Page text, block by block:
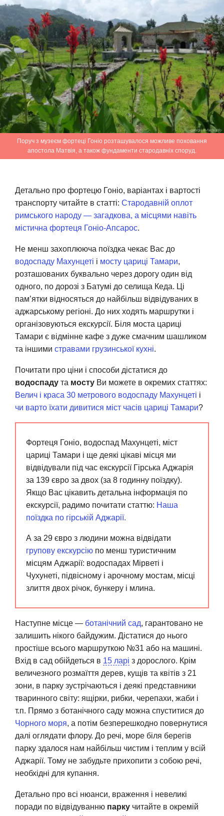
Поруч з музеєм фортеці Гоніо розташувалося можливе поховання
апостола Матвія, а також фундаменти стародавніх споруд.
Детально про фортецю Гоніо, варіантах і вартості
транспорту читайте в статті: Стародавній оплот
римського народу — загадкова, а місцями навіть
містична фортеця Гоніо-Апсарос.
Не менш захоплююча поїздка чекає Вас до
водоспаду Махунцеті і мосту цариці Тамари,
розташованих буквально через дорогу один від
одного, по дорозі з Батумі до селища Кеда. Ці
пам’ятки відносяться до найбільш відвідуваних в
аджарському регіоні. До них ходять маршрутки і
організовуються екскурсії. Біля моста цариці
Тамари є відмінне кафе з дуже смачним шашликом
та іншими стравами грузинської кухні.
Почитати про ціни і способи дістатися до
водоспаду та мосту Ви можете в окремих статтях:
Велич і краса 30 метрового водоспаду Махунцеті і
чи варто їхати дивитися міст часів цариці Тамари?
Фортеця Гоніо, водоспад Махунцеті, міст
цариці Тамари і ще деякі цікаві місця ми
відвідували під час екскурсії Гірська Аджарія
за 139 євро за двох (за 8 годинну поїздку).
Якщо Вас цікавить детальна інформація по
екскурсії, радимо почитати статтю: Наша
поїздка по гірській Аджарії.
А за 29 євро з людини можна відвідати
групову екскурсію по менш туристичним
місцям Аджарії: водоспадах Мірветі і
Чухунеті, підвісному і арочному мостам, місці
злиття двох річок, бункеру і млина.
Наступне місце — ботанічний сад, гарантовано не
залишить нікого байдужим. Дістатися до нього
простіше всього маршруткою №31 або на машині.
Вхід в сад обійдеться в 15 ларі з дорослого. Крім
величезного розмаїття дерев, кущів та квітів з 21
зони, в парку зустрічаються і деякі представники
тваринного світу: ящірки, рибки, черепахи, жаби і
т.п. Прямо з ботанічного саду можна спуститися до
Чорного моря, а потім безперешкодно повернутися
далі оглядати флору. До речі, море біля берегів
парку здалося нам найбільш чистим і теплим у всій
Аджарії. Тому не забудьте прихопити з собою речі,
необхідні для купання.
Детально про всі нюанси, враження і невеликі
поради по відвідуванню парку читайте в окремій